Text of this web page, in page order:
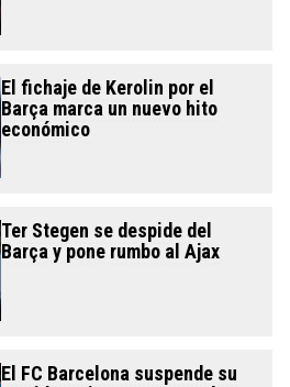
El fichaje de Kerolin por el
Barça marca un nuevo hito
económico
Ter Stegen se despide del
Barça y pone rumbo al Ajax
El FC Barcelona suspende su